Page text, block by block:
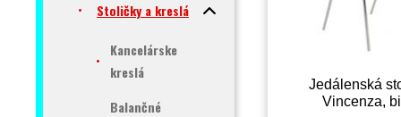
Stoličky a kreslá
Kancelárske
kreslá
Balančné
Jedálenská
Vincenza,